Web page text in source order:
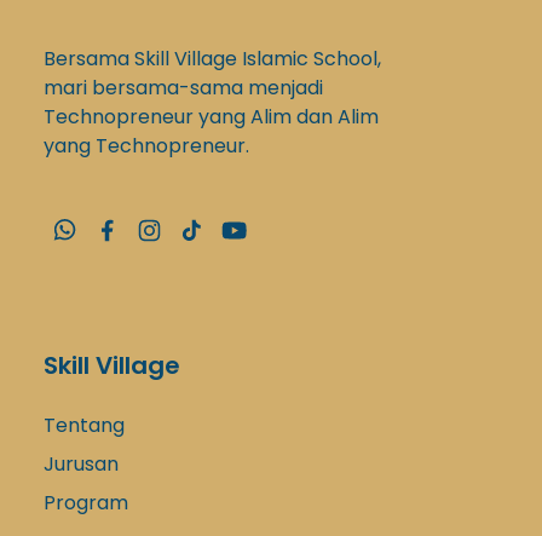
Bersama Skill Village Islamic School,
mari bersama-sama menjadi
Technopreneur yang Alim dan Alim
yang Technopreneur.
Skill Village
Tentang
Jurusan
Program